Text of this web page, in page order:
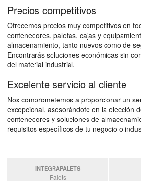
Precios competitivos
Ofrecemos precios muy competitivos en
contenedores, paletas, cajas y
almacenamiento, tanto nuevos como de
Encontrarás soluciones económicas sin
del material industrial.
Excelente servicio al cliente
Nos comprometemos a proporcionar un
excepcional, asesorándote en la elección
contenedores y soluciones de
requisitos específicos de tu negocio o
INTEGRAPALETS
Palets